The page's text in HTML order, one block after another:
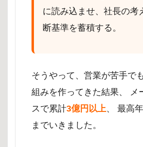
に読み込ませ、社長の考
断基準を蓄積する。
そうやって、営業が苦手で
組みを作ってきた結果、 メ
スで累計3億円以上、 最高
までいきました。